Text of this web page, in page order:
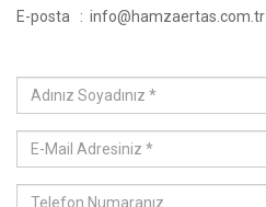
E-posta : info@hamzaertas.com.tr